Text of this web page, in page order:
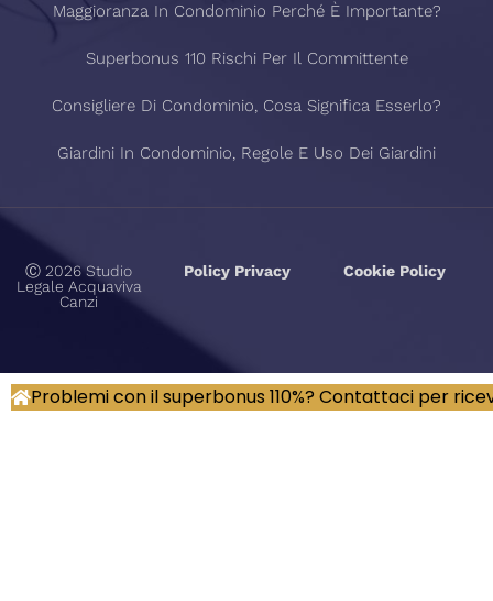
Maggioranza In Condominio Perché È Importante?
Superbonus 110 Rischi Per Il Committente
Consigliere Di Condominio, Cosa Significa Esserlo?
Giardini In Condominio, Regole E Uso Dei Giardini
Ⓒ 2026 Studio
Legale Acquaviva
Canzi
Policy Privacy Cookie Policy
Problemi con il superbonus 110%? Contattaci per